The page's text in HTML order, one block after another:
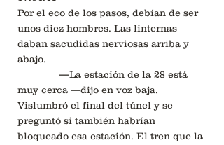
Por el eco de los pasos, debían de ser
unos diez hombres. Las linternas
daban sacudidas nerviosas arriba y
abajo.
—La estación de la 28 está
muy cerca —dijo en voz baja.
Vislumbró el final del túnel y se
preguntó si también habrían
bloqueado esa estación. El tren que la